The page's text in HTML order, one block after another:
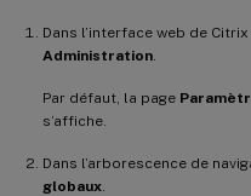
Dans l’interface web de
Administration
Par défaut, la page
s’affiche.
Dans l’arborescence de
globaux